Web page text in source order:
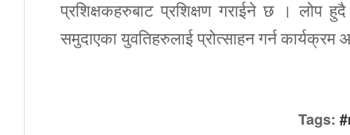
प्रशिक्षकहरुबाट प्रशिक्षण गराईने छ । लोप
समुदाएका युवतिहरुलाई प्रोत्साहन गर्न कार्यक्रम
Tags: